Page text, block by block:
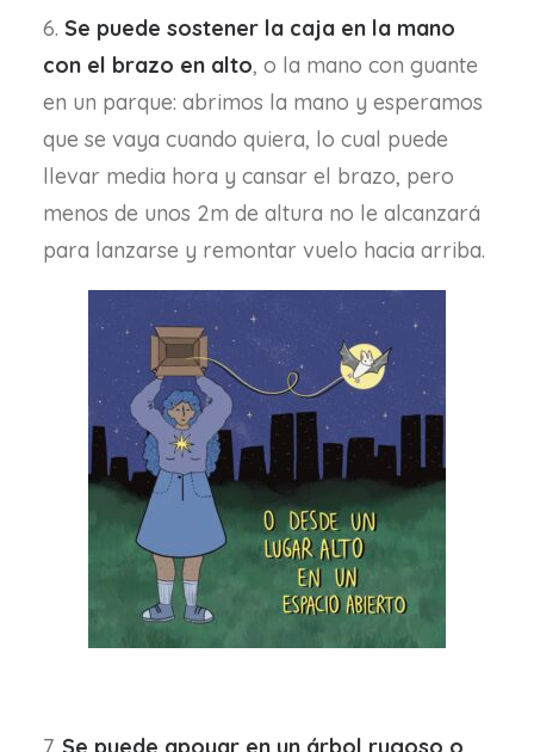
6. Se puede sostener la caja en la mano
con el brazo en alto, o la mano con guante
en un parque: abrimos la mano y esperamos
que se vaya cuando quiera, lo cual puede
llevar media hora y cansar el brazo, pero
menos de unos 2m de altura no le alcanzará
para lanzarse y remontar vuelo hacia arriba.